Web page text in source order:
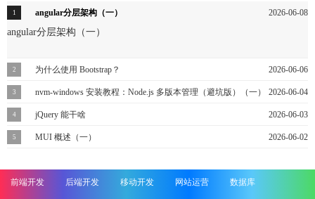
angular分层架构（一） 2026-06-08
angular分层架构（一）
为什么使用 Bootstrap？ 2026-06-06
为什么使用 Bootstrap？
nvm-windows 安装教程：Node.js 多版本管理（避坑版）（一） 2026-06-04
nvm-windows 安装教程：Node.js 多版本管理（避坑版）（一）
jQuery 能干啥 2026-06-03
jQuery 能干啥
MUI 概述（一） 2026-06-02
用户体验提供的平台支持，以及它为 Windows 生态系统提供的好处。
前端开发 后端开发 移动开发 网站运营 数据库